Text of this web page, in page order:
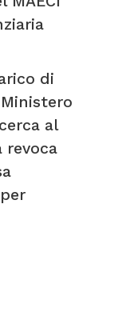
di
al
revoca